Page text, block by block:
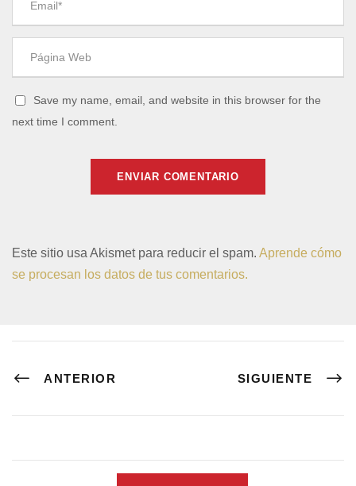
Save my name, email, and website in this browser for the
next time I comment.
Este sitio usa Akismet para reducir el spam. Aprende cómo
se procesan los datos de tus comentarios.
ANTERIOR SIGUIENTE